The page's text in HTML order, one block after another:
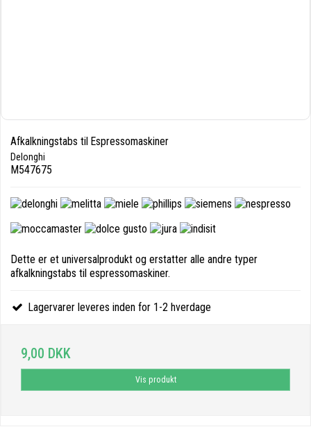
Afkalkningstabs til Espressomaskiner
Delonghi
M547675
Dette er et universalprodukt og erstatter alle andre typer
afkalkningstabs til espressomaskiner.
Lagervarer leveres inden for 1-2 hverdage
9,00 DKK
Vis produkt